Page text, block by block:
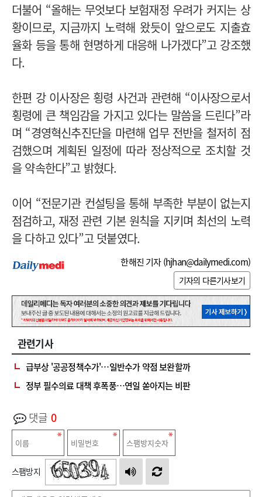
더불어 “올해는 무엇보다 보험재정 우려가 커지는 상
황이므로, 지금까지 노력해 왔듯이 앞으로도 지출효
율화 등을 통해 현명하게 대응해 나가겠다”고 강조했
다.
한편 강 이사장은 횡령 사건과 관련해 “이사장으로서
횡령에 큰 책임감을 가지고 있다는 말씀을 드린다”라
며 “경영혁신추진단을 마련해 업무 전반을 철저히 점
검했으며 계획된 일정에 따라 정상적으로 조치할 것
을 약속한다”고 밝혔다.
이어 “전문기관 컨설팅을 통해 부족한 부분이 없는지
점검하고, 재정 관련 기본 원칙을 지키며 최선의 노력
을 다하고 있다”고 덧붙였다.
한해진 기자 (hjhan@dailymedi.com)
기자의 다른기사보기
관련기사
급부상 '공공정책수가'…일반수가 약점 보완할까
정부 필수의료 대책 후폭풍…연일 쏟아지는 비판
댓글 0
스팸방지